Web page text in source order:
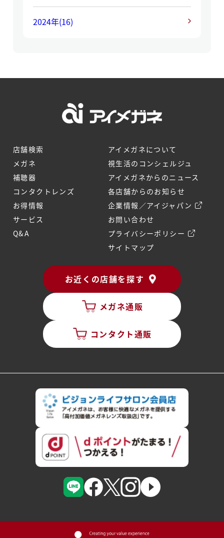
2024年(16)
店舗検索
メガネ
補聴器
コンタクトレンズ
お得情報
サービス
Q&A
アイメガネについて
視生活のコンシェルジュ
アイメガネからのニュース
各店舗からのお知らせ
企業情報／アイジャパン
お問い合わせ
プライバシーポリシー
サイトマップ
お近くの店舗を探す
メガネ通販
コンタクト通販